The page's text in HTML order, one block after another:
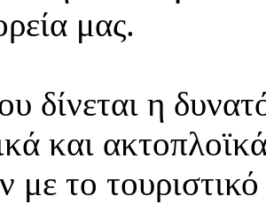
μας.
δίνεται η
και
με το